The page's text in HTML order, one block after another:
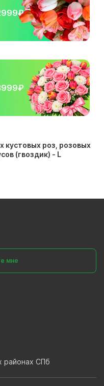
кустовых роз, розовых
(гвоздик) - L
мне
районах СПб